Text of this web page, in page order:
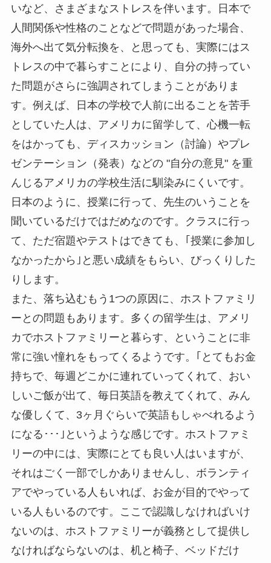
いなど、さまざまなストレスを伴います。日本で
人間関係や性格のことなどで問題があった場合、
海外へ出て気分転換を、と思っても、実際にはス
トレスの中で暮らすことにより、自分の持ってい
た問題がさらに強調されてしまうことがありま
す。例えば、日本の学校で人前に出ることを苦手
としていた人は、アメリカに留学して、心機一転
をはかっても、ディスカッション（討論）やプレ
ゼンテーション（発表）などの "自分の意見" を重
んじるアメリカの学校生活に馴染みにくいです。
日本のように、授業に行って、先生のいうことを
聞いているだけではだめなのです。クラスに行っ
て、ただ宿題やテストはできても、｢授業に参加し
なかったから｣と悪い成績をもらい、びっくりした
りします。
また、落ち込むもう1つの原因に、ホストファミリ
ーとの問題もあります。多くの留学生は、アメリ
カでホストファミリーと暮らす、ということに非
常に強い憧れをもってくるようです。｢とてもお金
持ちで、毎週どこかに連れていってくれて、おい
しいご飯が出て、毎日英語を教えてくれて、みん
な優しくて、3ヶ月ぐらいで英語もしゃべれるよう
になる･･･｣というような感じです。ホストファミ
リーの中には、実際にとても良い人はいますが、
それはごく一部でしかありませんし、ボランティ
アでやっている人もいれば、お金が目的でやって
いる人もいるのです。ここで認識しなければいけ
ないのは、ホストファミリーが義務として提供し
なければならないのは、机と椅子、ベッドだけ